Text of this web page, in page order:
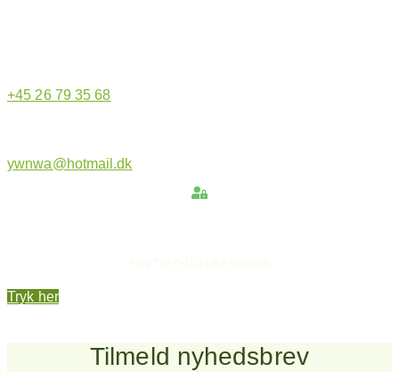
+45 26 79 35 68
ywnwa@hotmail.dk
Tryk her
Tilmeld nyhedsbrev